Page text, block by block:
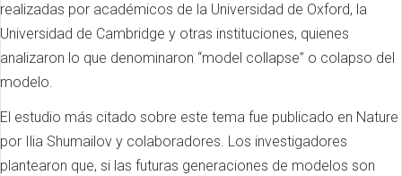
realizadas por académicos de la Universidad de Oxford, la
Universidad de Cambridge y otras instituciones, quienes
analizaron lo que denominaron “model collapse” o colapso del
modelo.
El estudio más citado sobre este tema fue publicado en Nature
por Ilia Shumailov y colaboradores. Los investigadores
plantearon que, si las futuras generaciones de modelos son